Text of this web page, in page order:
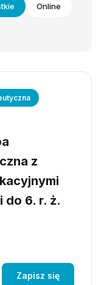
Online
z
do 6. r. ż.
Zapisz się